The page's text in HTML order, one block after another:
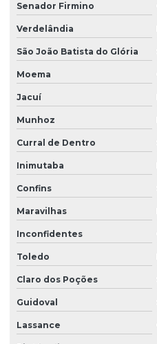
Senador Firmino
Verdelândia
São João Batista do Glória
Moema
Jacuí
Munhoz
Curral de Dentro
Inimutaba
Confins
Maravilhas
Inconfidentes
Toledo
Claro dos Poções
Guidoval
Lassance